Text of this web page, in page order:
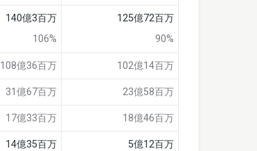
140億3百万
106%
125億72百万
90%
108億36百万 102億14百万
31億67百万 23億58百万
17億33百万 18億46百万
14億35百万 5億12百万